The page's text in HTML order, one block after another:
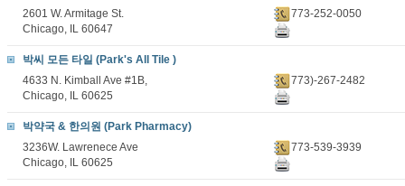
2601 W. Armitage St.
Chicago, IL 60647
773-252-0050
박씨 모든 타일 (Park's All Tile )
4633 N. Kimball Ave #1B,
Chicago, IL 60625
773)-267-2482
박약국 & 한의원 (Park Pharmacy)
3236W. Lawrenece Ave
Chicago, IL 60625
773-539-3939